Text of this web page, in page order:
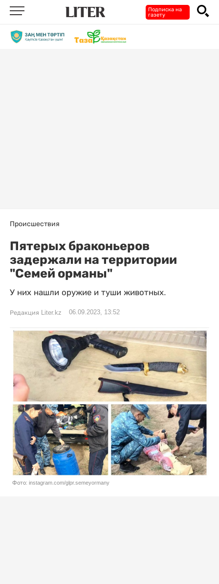
Подписка на
газету
Происшествия
Пятерых браконьеров
задержали на территории
"Семей орманы"
У них нашли оружие и туши животных.
Редакция Liter.kz 06.09.2023, 13:52
Фото: instagram.com/glpr.semeyormany